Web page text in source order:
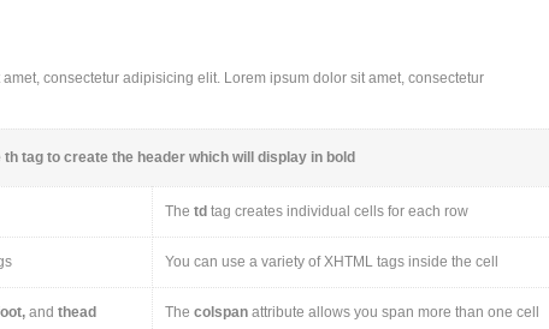
consectetur adipisicing elit. Lorem ipsum dolor sit amet, consectetur
th tag to create the header which will display in bold
The td tag creates individual cells for each row
You can use a variety of XHTML tags inside the cell
and thead The colspan attribute allows you span more than one cell